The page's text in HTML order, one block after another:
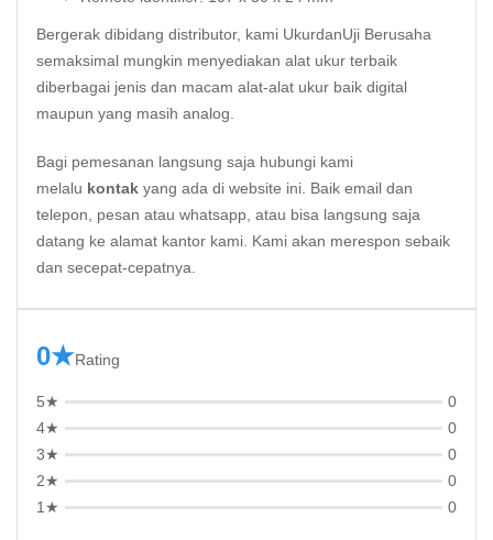
Bergerak dibidang distributor, kami UkurdanUji Berusaha
semaksimal mungkin menyediakan alat ukur terbaik
diberbagai jenis dan macam alat-alat ukur baik digital
maupun yang masih analog.
Bagi pemesanan langsung saja hubungi kami
melalu kontak yang ada di website ini. Baik email dan
telepon, pesan atau whatsapp, atau bisa langsung saja
datang ke alamat kantor kami. Kami akan merespon sebaik
dan secepat-cepatnya.
0★Rating
5★
0
4★
0
3★
0
2★
0
1★
0